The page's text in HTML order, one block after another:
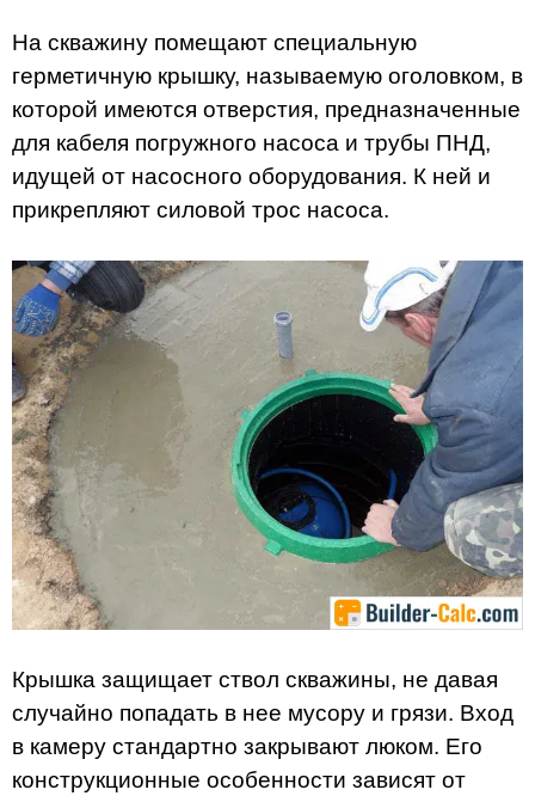
На скважину помещают специальную
герметичную крышку, называемую оголовком, в
которой имеются отверстия, предназначенные
для кабеля погружного насоса и трубы ПНД,
идущей от насосного оборудования. К ней и
прикрепляют силовой трос насоса.
Крышка защищает ствол скважины, не давая
случайно попадать в нее мусору и грязи. Вход
в камеру стандартно закрывают люком. Его
конструкционные особенности зависят от